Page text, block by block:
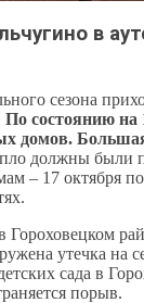
в
сезона
По состоянию на
домов.
должны были
– 17 октября
Гороховецком
утечка на
сада в
порыв.